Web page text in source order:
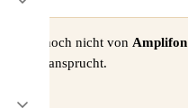
wurde noch nicht von Amplifon
beansprucht.